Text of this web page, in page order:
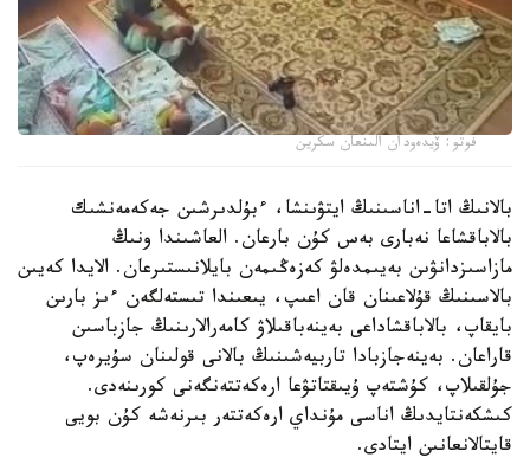
فوتو: ۆيدەودان الىنعان سكرين
بالانىڭ اتا-اناسىنىڭ ايتۋىنشا، ءبۇلدىرشىن جەكەمەنشىك
بالاباقشاعا نەبارى بەس كۇن بارعان. العاشىندا ونىڭ
مازاسىزدانۋىن بەيىمدەلۋ كەزەڭىمەن بايلانىستىرعان. الايدا كەيىن
بالاسىنىڭ قۇلاعىنان قان اعىپ، يىعىندا تىستەلگەن ءىز بارىن
بايقاپ، بالاباقشاداعى بەينەباقىلاۋ كامەرالارىنىڭ جازباسىن
قاراعان. بەينەجازبادا تاربيەشىنىڭ بالانى قولىنان سۇيرەپ،
جۇلقىلاپ، كۇشتەپ ۇيىقتاتۋعا ارەكەتتەنگەنى كورىنەدى.
كىشكەنتايدىڭ اناسى مۇنداي ارەكەتتەر بىرنەشە كۇن بويى
قايتالانعانىن ايتادى.